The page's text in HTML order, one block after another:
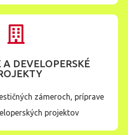
DEVELOPERSKÉ
zámeroch, príprave
projektov